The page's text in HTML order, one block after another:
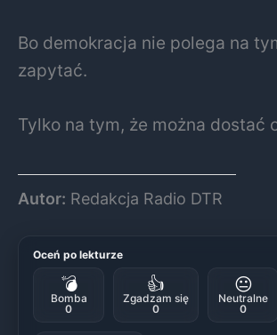
Bo demokracja nie polega na
zapytać.
Tylko na tym, że można dostać
Autor: Redakcja Radio DTR
Oceń po lekturze
💣
Bomba
0
👍
Zgadzam się
0
😐
Neutralne
0